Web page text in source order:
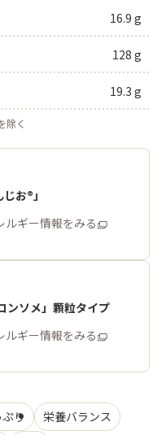
16.9 g
128 g
19.3 g
除く
お®」
ルギー情報をみる
ンソメ」顆粒タイプ
ルギー情報をみる
り
栄養バランス